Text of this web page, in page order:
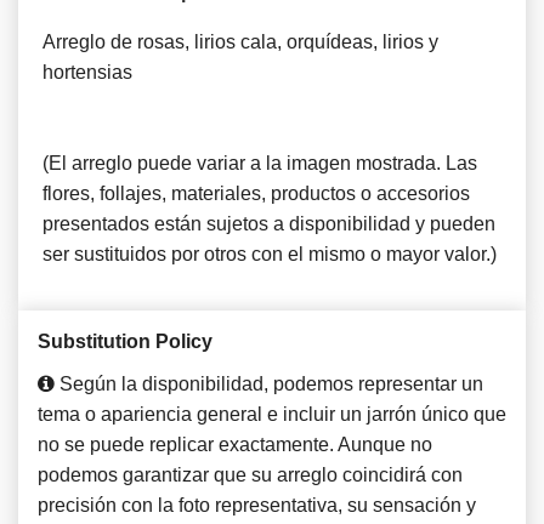
Arreglo de rosas, lirios cala, orquídeas, lirios y
hortensias
(El arreglo puede variar a la imagen mostrada. Las
flores, follajes, materiales, productos o accesorios
presentados están sujetos a disponibilidad y pueden
ser sustituidos por otros con el mismo o mayor valor.)
Substitution Policy
Según la disponibilidad, podemos representar un
tema o apariencia general e incluir un jarrón único que
no se puede replicar exactamente. Aunque no
podemos garantizar que su arreglo coincidirá con
precisión con la foto representativa, su sensación y